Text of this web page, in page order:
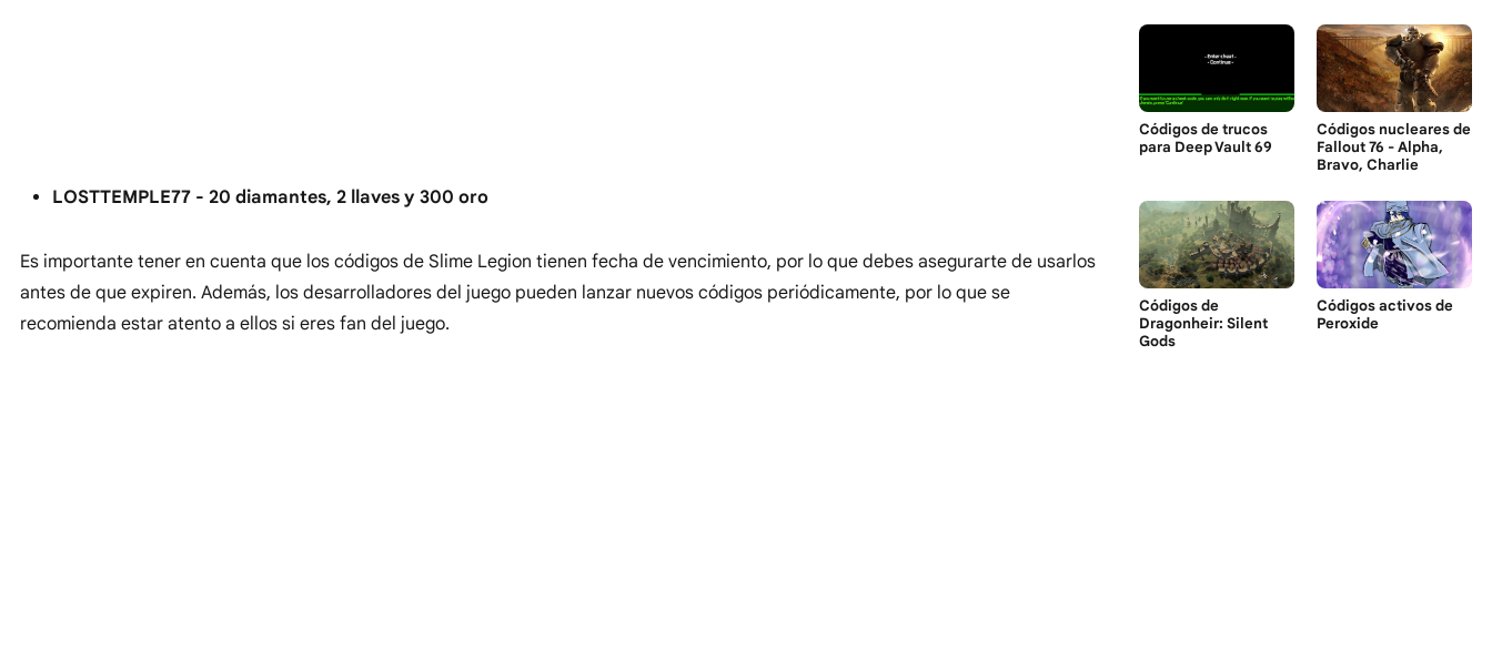
LOSTTEMPLE77 - 20 diamantes, 2 llaves y 300 oro
Es importante tener en cuenta que los códigos de Slime Legion tienen fecha de vencimiento, por lo que debes asegurarte de usarlos
antes de que expiren. Además, los desarrolladores del juego pueden lanzar nuevos códigos periódicamente, por lo que se
recomienda estar atento a ellos si eres fan del juego.
Códigos de trucos
para Deep Vault 69
Códigos nucleares de
Fallout 76 - Alpha,
Bravo, Charlie
Códigos de
Dragonheir: Silent
Gods
Códigos activos de
Peroxide